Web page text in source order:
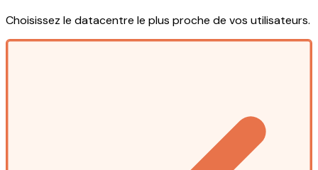
Choisissez le datacentre le plus proche de vos utilisateurs.